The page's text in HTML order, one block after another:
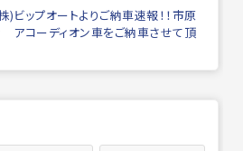
)ビップオートよりご納車速報！！市原
アコーディオン車をご納車させて頂